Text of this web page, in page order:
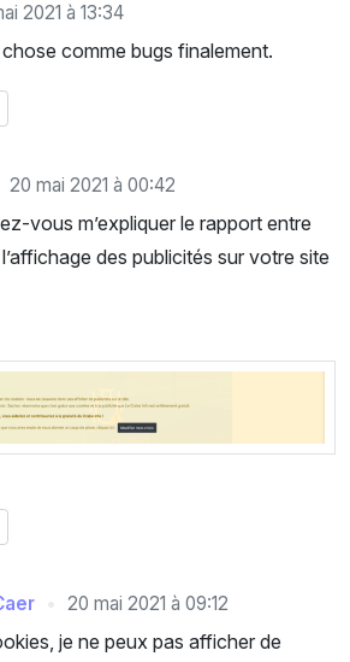
2021 à 13:34
comme bugs finalement.
20 mai 2021 à 00:42
vous m’expliquer le rapport entre
des publicités sur votre site
20 mai 2021 à 09:12
je ne peux pas afficher de